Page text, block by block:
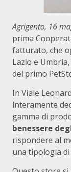
Agrigento, 16
prima
fatturato, che
Lazio e
del primo
In Viale
interamente
gamma di
benessere
rispondere al
una tipologia